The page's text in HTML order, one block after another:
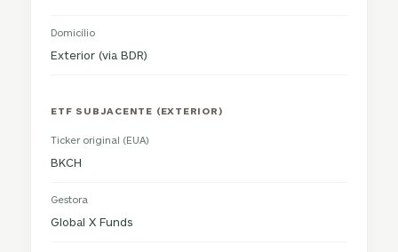
Domicílio
Exterior (via BDR)
ETF SUBJACENTE (EXTERIOR)
Ticker original (EUA)
BKCH
Gestora
Global X Funds